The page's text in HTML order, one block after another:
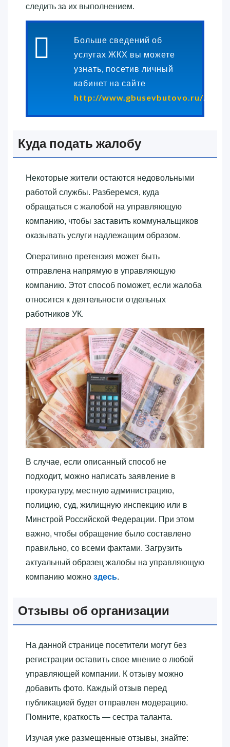
следить за их выполнением.
Больше сведений об
услугах ЖКХ вы можете
узнать, посетив личный
кабинет на сайте
http://www.gbusevbutovo.ru/.
Куда подать жалобу
Некоторые жители остаются недовольными
работой службы. Разберемся, куда
обращаться с жалобой на управляющую
компанию, чтобы заставить коммунальщиков
оказывать услуги надлежащим образом.
Оперативно претензия может быть
отправлена напрямую в управляющую
компанию. Этот способ поможет, если жалоба
относится к деятельности отдельных
работников УК.
В случае, если описанный способ не
подходит, можно написать заявление в
прокуратуру, местную администрацию,
полицию, суд, жилищную инспекцию или в
Минстрой Российской Федерации. При этом
важно, чтобы обращение было составлено
правильно, со всеми фактами. Загрузить
актуальный образец жалобы на управляющую
компанию можно здесь.
Отзывы об организации
На данной странице посетители могут без
регистрации оставить свое мнение о любой
управляющей компании. К отзыву можно
добавить фото. Каждый отзыв перед
публикацией будет отправлен модерацию.
Помните, краткость — сестра таланта.
Изучая уже размещенные отзывы, знайте: